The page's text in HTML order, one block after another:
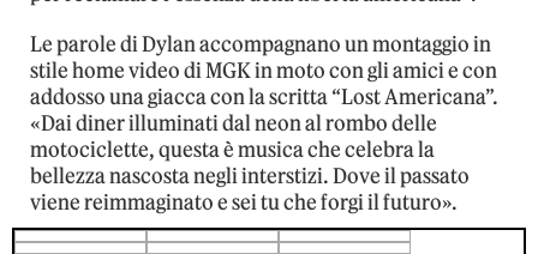
Le parole di Dylan accompagnano un montaggio in
stile home video di MGK in moto con gli amici e con
addosso una giacca con la scritta “Lost Americana”.
«Dai diner illuminati dal neon al rombo delle
motociclette, questa è musica che celebra la
bellezza nascosta negli interstizi. Dove il passato
viene reimmaginato e sei tu che forgi il futuro».